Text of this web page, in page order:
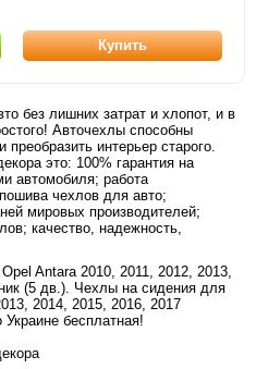
Купить
без лишних затрат и хлопот, и в
Авточехлы способны
интерьер старого.
это: 100% гарантия на
автомобиля; работа
чехлов для авто;
мировых производителей;
качество, надежность,
Antara 2010, 2011, 2012, 2013,
(5 дв.). Чехлы на сидения для
2014, 2015, 2016, 2017
бесплатная!